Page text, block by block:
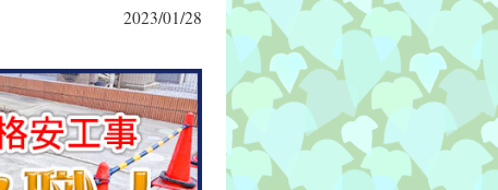
2023/01/28